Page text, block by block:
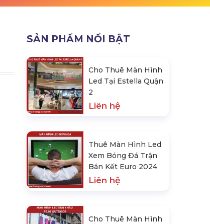
SẢN PHẨM NỔI BẬT
Cho Thuê Màn Hình
Led Tại Estella Quận
2
Liên hệ
Thuê Màn Hình Led
Xem Bóng Đá Trận
Bán Kết Euro 2024
Liên hệ
Cho Thuê Màn Hình